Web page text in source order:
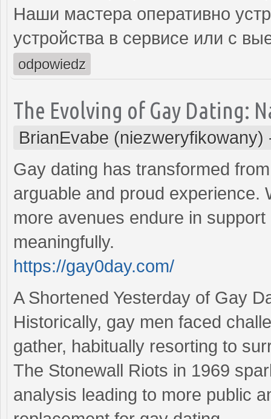
Наши мастера оперативно
устройства в сервисе или с
odpowiedz
The Evolving of Gay Dating:
BrianEvabe (niezweryfikowany)
Gay dating has transformed
arguable and proud experience.
more avenues endure in
meaningfully.
https://gay0day.com/
A Shortened Yesterday of Gay
Historically, gay men faced
gather, habitually resorting to
The Stonewall Riots in 1969
analysis leading to more public